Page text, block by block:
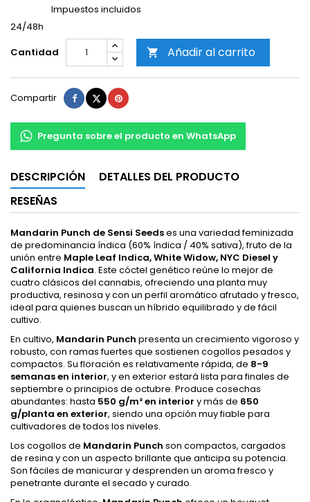
Impuestos incluidos
24/48h
Cantidad
 Añadir al carrito
Compartir Compartir
TuitearPinterest
Pregunta sobre el producto en WhatsApp
DESCRIPCIÓN
DETALLES DEL PRODUCTO
RESEÑAS
Mandarin Punch de Sensi Seedses una variedad feminizada
de predominancia índica (60% índica / 40% sativa), fruto de la
unión entre Maple Leaf Indica, White Widow, NYC Diesel y
California Indica. Este cóctel genético reúne lo mejor de
cuatro clásicos del cannabis, ofreciendo una planta muy
productiva, resinosa y con un perfil aromático afrutado y fresco,
ideal para quienes buscan un híbrido equilibrado y de fácil
cultivo.
En cultivo, Mandarin Punch presenta un crecimiento vigoroso y
robusto, con ramas fuertes que sostienen cogollos pesados y
compactos. Su floración es relativamente rápida, de 8-9
semanas en interior, y en exterior estará lista para finales de
septiembre o principios de octubre. Produce cosechas
abundantes: hasta 550 g/m² en interior y más de 650
g/planta en exterior, siendo una opción muy fiable para
cultivadores de todos los niveles.
Los cogollos de Mandarin Punch son compactos, cargados
de resina y con un aspecto brillante que anticipa su potencia.
Son fáciles de manicurar y desprenden un aroma fresco y
penetrante durante el secado y curado.